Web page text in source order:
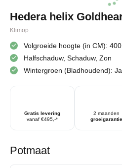
Hedera helix
Klimop
Volgroeide hoogte (in CM): 400
Halfschaduw, Schaduw, Zon
Wintergroen (Bladhoudend): Ja
Gratis levering
vanaf €495,-*
2 maanden
groeigarantie
Potmaat